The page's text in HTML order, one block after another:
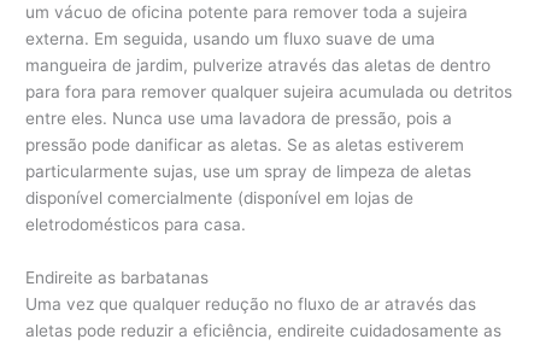
um vácuo de oficina potente para remover toda a sujeira
externa. Em seguida, usando um fluxo suave de uma
mangueira de jardim, pulverize através das aletas de dentro
para fora para remover qualquer sujeira acumulada ou detritos
entre eles. Nunca use uma lavadora de pressão, pois a
pressão pode danificar as aletas. Se as aletas estiverem
particularmente sujas, use um spray de limpeza de aletas
disponível comercialmente (disponível em lojas de
eletrodomésticos para casa.
Endireite as barbatanas
Uma vez que qualquer redução no fluxo de ar através das
aletas pode reduzir a eficiência, endireite cuidadosamente as